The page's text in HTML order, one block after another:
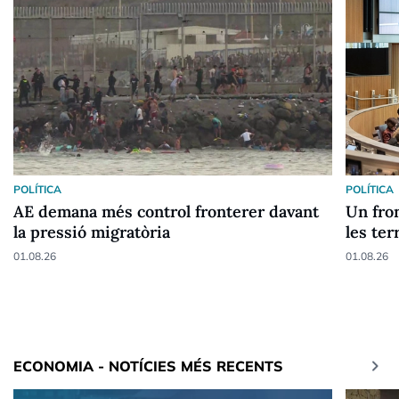
POLÍTICA
AE demana més control fronterer davant
la pressió migratòria
01.08.26
POLÍTICA
Un
les
01.08.26
ECONOMIA - NOTÍCIES MÉS RECENTS keyboard_arrow_right